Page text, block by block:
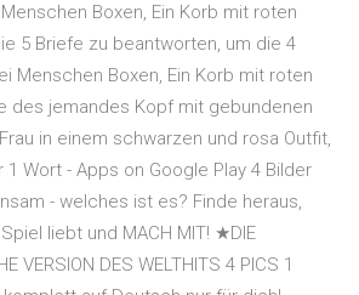
Boxen, Ein Korb mit roten
5 Briefe zu beantworten, um die 4
Menschen Boxen, Ein Korb mit roten
des jemandes Kopf mit gebundenen
in einem schwarzen und rosa Outfit,
Wort - Apps on Google Play 4 Bilder
- welches ist es? Finde heraus,
liebt und MACH MIT! ★DIE
VERSION DES WELTHITS 4 PICS 1